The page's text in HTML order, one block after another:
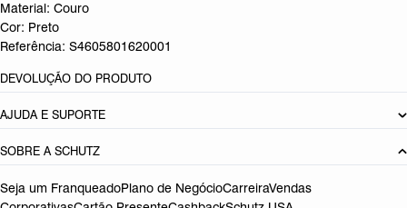
Material: Couro
Cor: Preto
Referência: S4605801620001
DEVOLUÇÃO DO PRODUTO
AJUDA E SUPORTE
SOBRE A SCHUTZ
Seja um FranqueadoPlano de NegócioCarreiraVendas